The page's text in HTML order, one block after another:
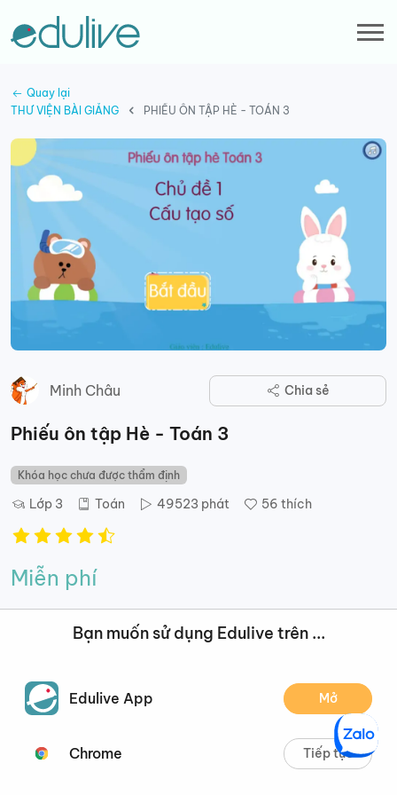
Quay lại
THƯ VIỆN BÀI GIẢNG
PHIẾU ÔN TẬP HÈ - TOÁN 3
Minh Châu Chia sẻ
Phiếu ôn tập Hè - Toán 3
Khóa học chưa được thẩm định
Lớp 3 Toán 49523 phát 56 thích
Miễn phí
Thêm vào khóa học của tôi
Mô tả Đề xuất
Mô tả
Bạn muốn sử dụng Edulive trên ...
Edulive App Mở
Chrome Tiếp tục